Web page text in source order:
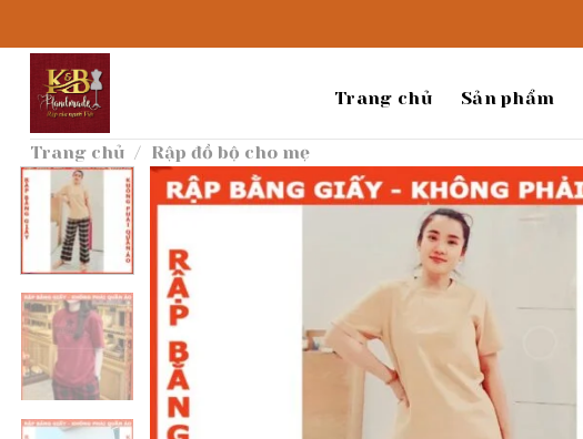
dung
Trang chủ Sản phẩm
Trang chủ / Rập đồ bộ cho mẹ